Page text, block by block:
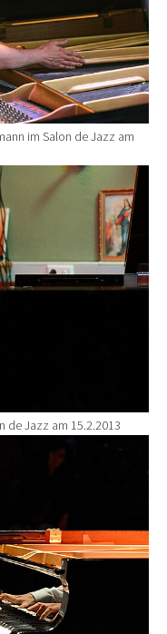
im Salon de Jazz am
de Jazz am 15.2.2013